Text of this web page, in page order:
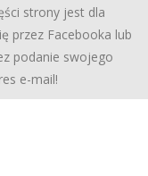
strony jest dla
przez Facebooka lub
podanie swojego
e-mail!